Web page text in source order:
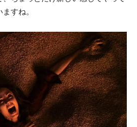
すね。